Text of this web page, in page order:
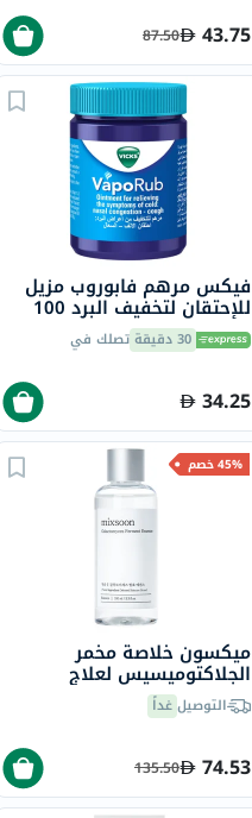
43.75
87.50
فيكس مرهم فابوروب مزيل
للإحتقان لتخفيف البرد 100
جرام 30 دقيقة تصلك في
34.25
45% خصم
ميكسون خلاصة مخمر
الجلاكتوميسيس لعلاج
تصبغات البشرة وندبات حب
الشباب 100 مل
التوصيلغداً
74.53
135.50